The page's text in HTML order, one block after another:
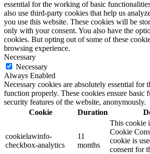
essential for the working of basic
also use third-party cookies that help us
you use this website. These cookies will be
only with your consent. You also have the
cookies. But opting out of some of these
browsing experience.
Necessary
Necessary
Always Enabled
Necessary cookies are absolutely essential for
function properly. These cookies ensure basic
security features of the website, anonymously.
Cookie
Duration
cookielawinfo-
checkbox-analytics
11
months
This cookie
Cookie
cookie is
consent for